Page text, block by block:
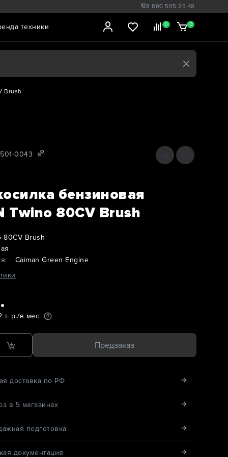
8 800 505-25-48
0 0
техники
Brush
0043
бензиновая
Twino 80CV Brush
80CV Brush
Caiman Green Engine
т. р./в мес
Предзаказ
доставка по РФ
в 5 магазинах
подготовка
документация